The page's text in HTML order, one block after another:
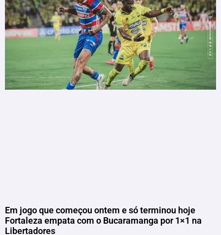
Em jogo que começou ontem e só terminou hoje
Fortaleza empata com o Bucaramanga por 1×1 na
Libertadores